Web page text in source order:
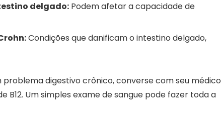
delgado: Podem afetar a capacidade de
Condições que danificam o intestino delgado,
problema digestivo crônico, converse com seu médico
B12. Um simples exame de sangue pode fazer toda a